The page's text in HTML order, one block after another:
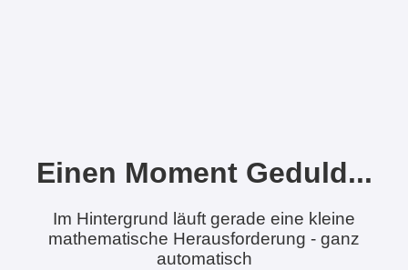
Einen Moment Geduld...
Im Hintergrund läuft gerade eine kleine
mathematische Herausforderung - ganz
automatisch